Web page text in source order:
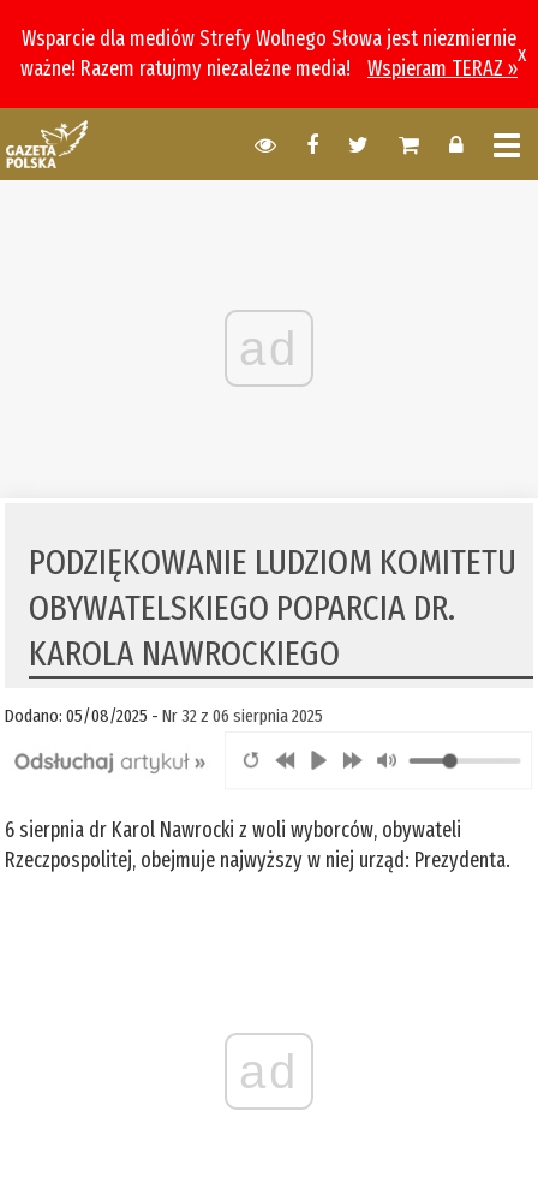
Wsparcie dla mediów Strefy Wolnego Słowa jest niezmiernie
ważne! Razem ratujmy niezależne media!
Wspieram TERAZ »
x
ad
PODZIĘKOWANIE LUDZIOM KOMITETU
OBYWATELSKIEGO POPARCIA DR.
KAROLA NAWROCKIEGO
Dodano: 05/08/2025 -Nr 32 z 06 sierpnia 2025
6 sierpnia dr Karol Nawrocki z woli wyborców, obywateli
Rzeczpospolitej, obejmuje najwyższy w niej urząd: Prezydenta.
ad